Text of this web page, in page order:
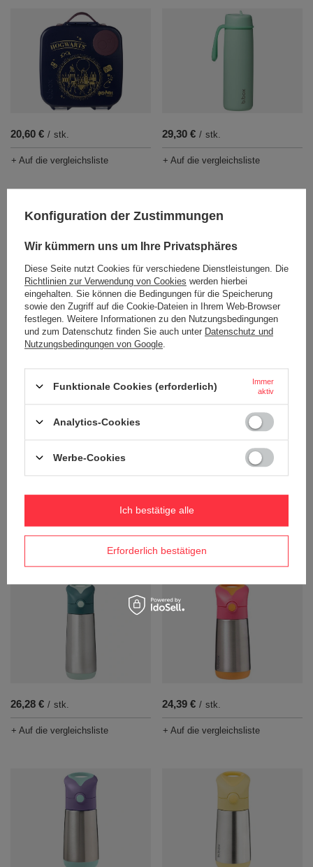
20,60 € / stk.
+ Auf die vergleichsliste
29,30 € / stk.
+ Auf die vergleichsliste
29,30 € / stk.
+ Auf die vergleichsliste
29,30 € / stk.
+ Auf die vergleichsliste
26,28 €
26,28 € / stk.
+ Auf die vergleichsliste
24,39 € / stk.
+ Auf die vergleichsliste
Konfiguration der Zustimmungen
Wir kümmern uns um Ihre Privatsphäres
Diese Seite nutzt Cookies für verschiedene Dienstleistungen. Die
Richtlinien zur Verwendung von Cookies werden hierbei
eingehalten. Sie können die Bedingungen für die Speicherung
sowie den Zugriff auf die Cookie-Dateien in Ihrem Web-Browser
festlegen. Weitere Informationen zu den Nutzungsbedingungen
und zum Datenschutz finden Sie auch unter Datenschutz und
Nutzungsbedingungen von Google
Funktionale Cookies (erforderlich)
Immer
aktiv
Analytics-Cookies
Werbe-Cookies
Erforderlich bestätigen
Ich bestätige alle